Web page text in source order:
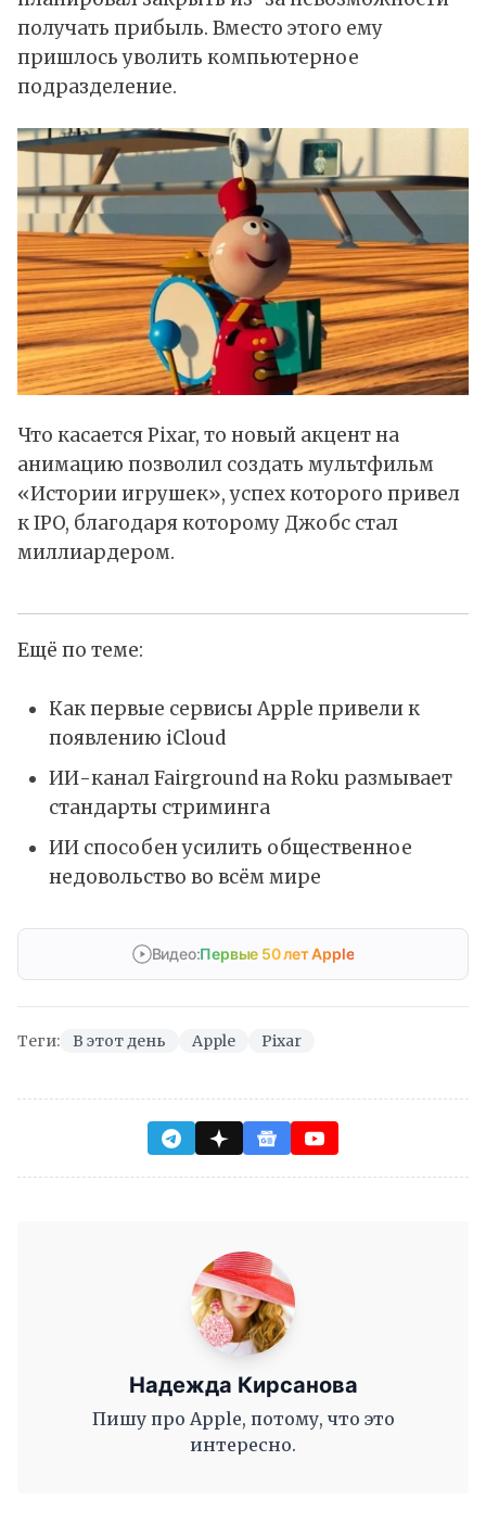
получать прибыль. Вместо этого ему
пришлось уволить компьютерное
подразделение.
Что касается Pixar, то новый акцент на
анимацию позволил создать мультфильм
«Истории игрушек», успех которого привел
к IPO, благодаря которому Джобс стал
миллиардером.
Ещё по теме:
Как первые сервисы Apple привели к
появлению iCloud
ИИ-канал Fairground на Roku размывает
стандарты стриминга
ИИ способен усилить общественное
недовольство во всём мире
Видео:Первые 50 лет Apple
Теги: В этот день Apple Pixar
Надежда Кирсанова
Пишу про Apple, потому, что это
интересно.